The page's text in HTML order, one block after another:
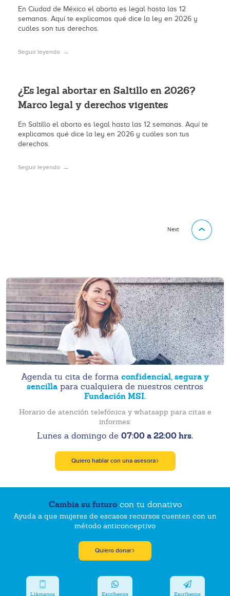
En Ciudad de México el aborto es legal hasta las 12
semanas. Aquí te explicamos qué dice la ley en 2026 y
cuáles son tus derechos.
Seguir leyendo
¿Es legal abortar en Saltillo en 2026?
Marco legal y derechos vigentes
En Saltillo el aborto es legal hasta las 12 semanas. Aquí te
explicamos qué dice la ley en 2026 y cuáles son tus
derechos.
Seguir leyendo
Next
Agenda tu cita de forma confidencial, segura y
sencilla para cualquiera de nuestros centros
Fundación MSI.
Horario de atención telefónica y whatsapp para citas e
informes:
Lunes a domingo de 07:00 a 22:00 hrs.
Quiero hablar con una asesora
Cambia su futurocon tu donativo
Ayuda a que mujeres de escasos recursos cuenten con un
método anticonceptivo
Quiero donar
Llámanos Escríbenos Escríbenos